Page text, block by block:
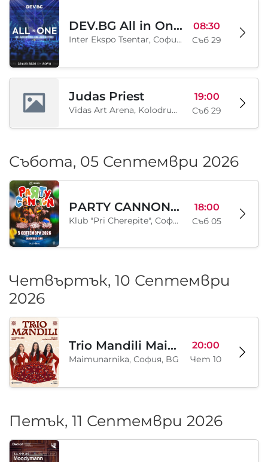
DEV.BG All in One 2026
Inter Ekspo Tsentar, София, BG
08:30
Съб 29
Judas Priest
Vidas Art Arena, Kolodrum, Borisova gradina, София, BG
19:00
Съб 29
Събота, 05 Септември 2026
PARTY CANNON live in Sofia
Klub "Pri Cherepite", София, BG
18:00
Съб 05
Четвъртък, 10 Септември
2026
Trio Mandili Maimunarnika- Sofia
Maimunarnika, София, BG
20:00
Чет 10
Петък, 11 Септември 2026